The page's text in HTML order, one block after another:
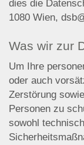
dies die
1080 Wien,
Was wir zur
Um Ihre
oder auch
Zerstörung
Personen zu
sowohl